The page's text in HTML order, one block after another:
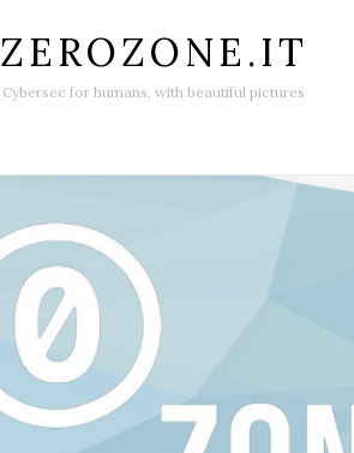
ZEROZONE.IT
Cybersec for humans, with beautiful pictures